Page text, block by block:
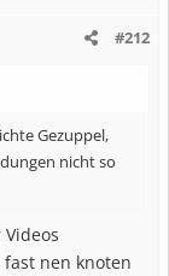
#212
Gezuppel,
nicht so
nen knoten